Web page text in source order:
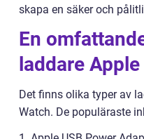
skapa en säker och
En
laddare
Det finns olika typer av
Watch. De populäraste